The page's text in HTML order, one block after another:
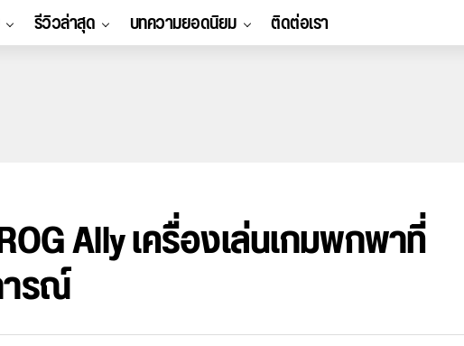
รีวิวล่าสุด บทความยอดนิยม ติดต่อเรา
Ally เครื่องเล่นเกมพกพาที่
รณ์